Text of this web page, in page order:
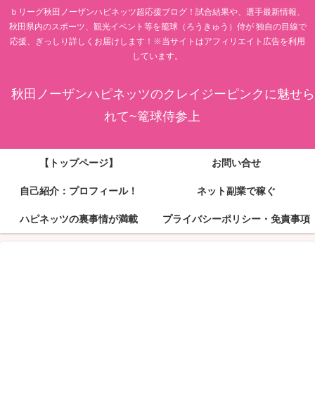
ｂリーグ秋田ノーザンハピネッツ超応援ブログ！試合結果や、選手最新情報、
秋田県内のスポーツ、観光イベント等を籠球（ろうきゅう）侍が 独自の目線で
応援、ぎっしり詳しくお届けします！※当サイトはアフィリエイト広告を利用
しています。
秋田ノーザンハピネッツのクレイジーピンクに魅せら
れて~篭球侍参上
【トップページ】 お問い合せ
自己紹介：プロフィール！ ネット副業で稼ぐ
ハピネッツの裏事情が満載 プライバシーポリシー・免責事項